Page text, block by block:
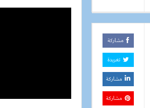
مشاركة
تغريدة
مشاركة
مشاركة